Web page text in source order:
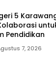
5
Pendidikan
7, 2026